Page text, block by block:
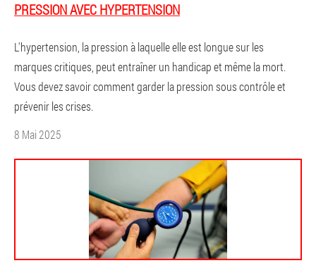
PRESSION AVEC HYPERTENSION
L'hypertension, la pression à laquelle elle est longue sur les
marques critiques, peut entraîner un handicap et même la mort.
Vous devez savoir comment garder la pression sous contrôle et
prévenir les crises.
8 Mai 2025